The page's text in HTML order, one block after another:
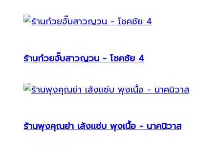
ร้านก๋วยจั๊บสาวญวน - โชคชัย 4
ร้านพุงคุณย่า เล้งแซ่บ พุงเนื้อ - นาคนิวาส